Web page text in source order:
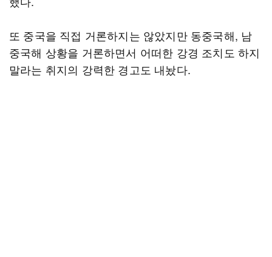
또 중국을 직접 거론하지는 않았지만 동중국해, 남
중국해 상황을 거론하면서 어떠한 강경 조치도 하지
말라는 취지의 강력한 경고도 내놨다.